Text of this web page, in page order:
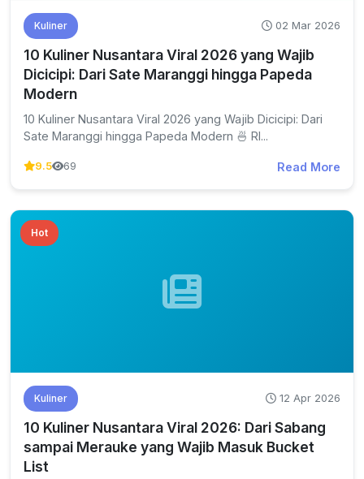
Kuliner 02 Mar 2026
10 Kuliner Nusantara Viral 2026 yang Wajib
Dicicipi: Dari Sate Maranggi hingga Papeda
Modern
10 Kuliner Nusantara Viral 2026 yang Wajib Dicicipi: Dari
Sate Maranggi hingga Papeda Modern 🍜 RI...
9.5 69 Read More
Hot
Kuliner 12 Apr 2026
10 Kuliner Nusantara Viral 2026: Dari Sabang
sampai Merauke yang Wajib Masuk Bucket
List